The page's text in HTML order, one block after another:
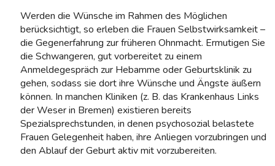
Werden die Wünsche im Rahmen des Möglichen
berücksichtigt, so erleben die Frauen Selbstwirksamkeit –
die Gegenerfahrung zur früheren Ohnmacht. Ermutigen Sie
die Schwangeren, gut vorbereitet zu einem
Anmeldegespräch zur Hebamme oder Geburtsklinik zu
gehen, sodass sie dort ihre Wünsche und Ängste äußern
können. In manchen Kliniken (z. B. das Krankenhaus Links
der Weser in Bremen) existieren bereits
Spezialsprechstunden, in denen psychosozial belastete
Frauen Gelegenheit haben, ihre Anliegen vorzubringen und
den Ablauf der Geburt aktiv mit vorzubereiten.